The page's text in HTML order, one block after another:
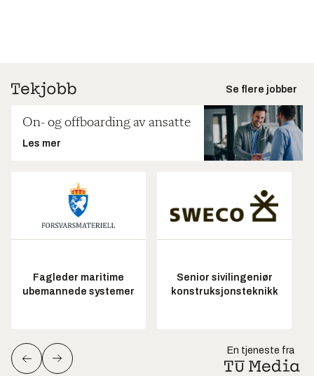
Se flere jobber
On- og offboarding av ansatte
Les mer
Fagleder maritime
ubemannede systemer
Senior sivilingeniør
konstruksjonsteknikk
En tjeneste fra